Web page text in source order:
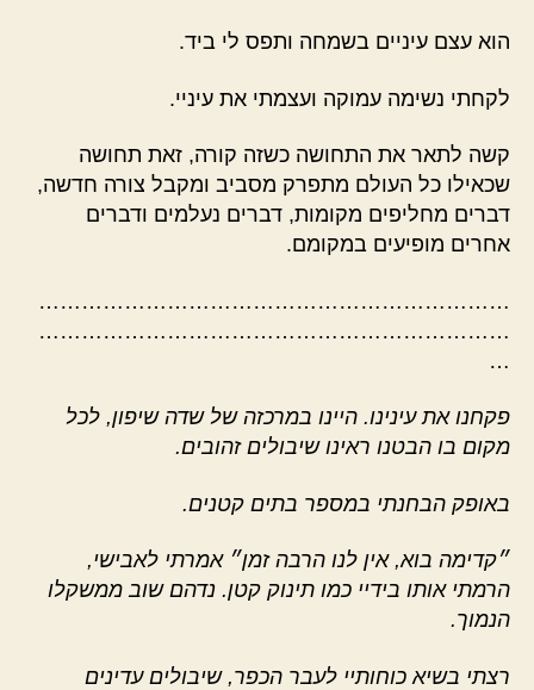
הוא עצם עיניים בשמחה ותפס לי ביד.
לקחתי נשימה עמוקה ועצמתי את עיניי.
קשה לתאר את התחושה כשזה קורה, זאת תחושה
שכאילו כל העולם מתפרק מסביב ומקבל צורה חדשה,
דברים מחליפים מקומות, דברים נעלמים ודברים
אחרים מופיעים במקומם.
…………………………………………………………
…………………………………………………………
…
פקחנו את עינינו. היינו במרכזה של שדה שיפון, לכל
מקום בו הבטנו ראינו שיבולים זהובים.
באופק הבחנתי במספר בתים קטנים.
״קדימה בוא, אין לנו הרבה זמן״ אמרתי לאבישי,
הרמתי אותו בידיי כמו תינוק קטן. נדהם שוב ממשקלו
הנמוך.
רצתי בשיא כוחותיי לעבר הכפר, שיבולים עדינים